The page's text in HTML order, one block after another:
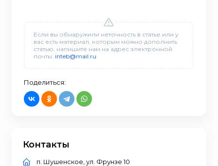
Если вы обнаружили неточность в статье или у
вас есть материал, которым можно дополнить
статью, напишите нам на адрес электронной
почты: inteb@mail.ru
Поделиться:
Контакты
п. Шушенское, ул. Фрунзе 10